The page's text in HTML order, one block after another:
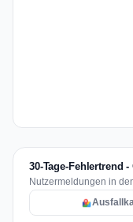
30-Tage-Fehlertrend -
Nutzermeldungen in